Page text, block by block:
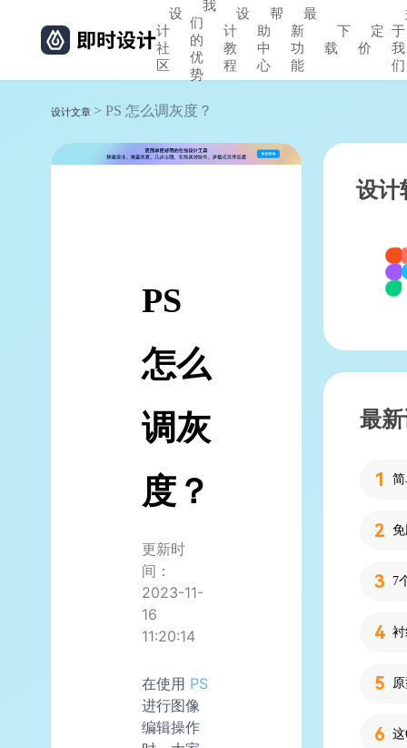
设
计
社
区
我
们
的
优
势
设
计
教
程
帮
助
中
心
最
新
功
能
下
载
定
价
于
我
们
设计文章 > PS 怎么调灰度？
PS
怎么
调灰
度？
更新时
间：
2023-11-
16
11:20:14
在使用 PS
进行图像
编辑操作
设计
最
7